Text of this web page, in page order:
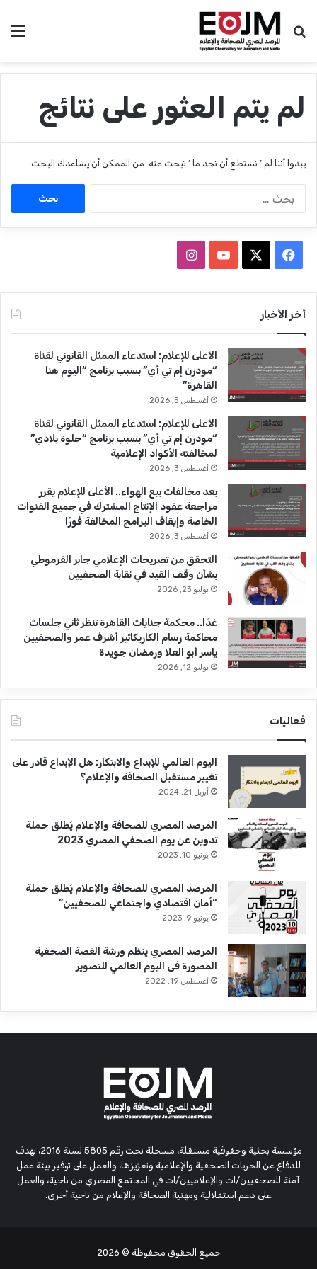
بحث عن
لم يتم العثور على نتائج
يبدوا أننا لم ’ نستطع أن نجد ما ’ تبحث عنه. من الممكن أن يساعدك البحث.
:
س
و
ك
T
u
b
e
ق
ا
م
أخر الأخبار
الأعلى للإعلام: استدعاء الممثل القانوني لقناة
“مودرن إم تي أي” بسبب برنامج “اليوم هنا
القاهرة”
أغسطس 5, 2026
الأعلى للإعلام: استدعاء الممثل القانوني لقناة
“مودرن إم تي أي” بسبب برنامج “حلوة بلادي”
لمخالفته الأكواد الإعلامية
أغسطس 3, 2026
بعد مخالفات بيع الهواء.. الأعلى للإعلام يقرر
مراجعة عقود الإنتاج المشترك في جميع القنوات
الخاصة وإيقاف البرامج المخالفة فورًا
أغسطس 3, 2026
التحقق من تصريحات الإعلامي جابر القرموطي
بشأن وقف القيد في نقابة الصحفيين
يوليو 23, 2026
غدًا.. محكمة جنايات القاهرة تنظر ثاني جلسات
محاكمة رسام الكاريكاتير أشرف عمر والصحفيين
ياسر أبو العلا ورمضان جويدة
يوليو 12, 2026
فعاليات
اليوم العالمي للإبداع والابتكار: هل الإبداع قادر على
تغيير مستقبل الصحافة والإعلام؟
أبريل 21, 2024
المرصد المصري للصحافة والإعلام يُطلق حملة
تدوين عن يوم الصحفي المصري 2023
يونيو 10, 2023
المرصد المصري للصحافة والإعلام يُطلق حملة
“أمان اقتصادي واجتماعي للصحفيين”
يونيو 9, 2023
المرصد المصري ينظم ورشة القصة الصحفية
المصورة فى اليوم العالمي للتصوير
أغسطس 19, 2022
مؤسسة بحثية وحقوقية مستقلة، مسجلة تحت رقم 5805 لسنة 2016، تهدف
للدفاع عن الحريات الصحفية والإعلامية وتعزيزها، والعمل على توفير بيئة عمل
آمنة للصحفيين/ات والإعلاميين/ات في المجتمع المصري من ناحية، والعمل
على دعم استقلالية ومهنية الصحافة والإعلام من ناحية أخرى.
جميع الحقوق محفوظة © 2026